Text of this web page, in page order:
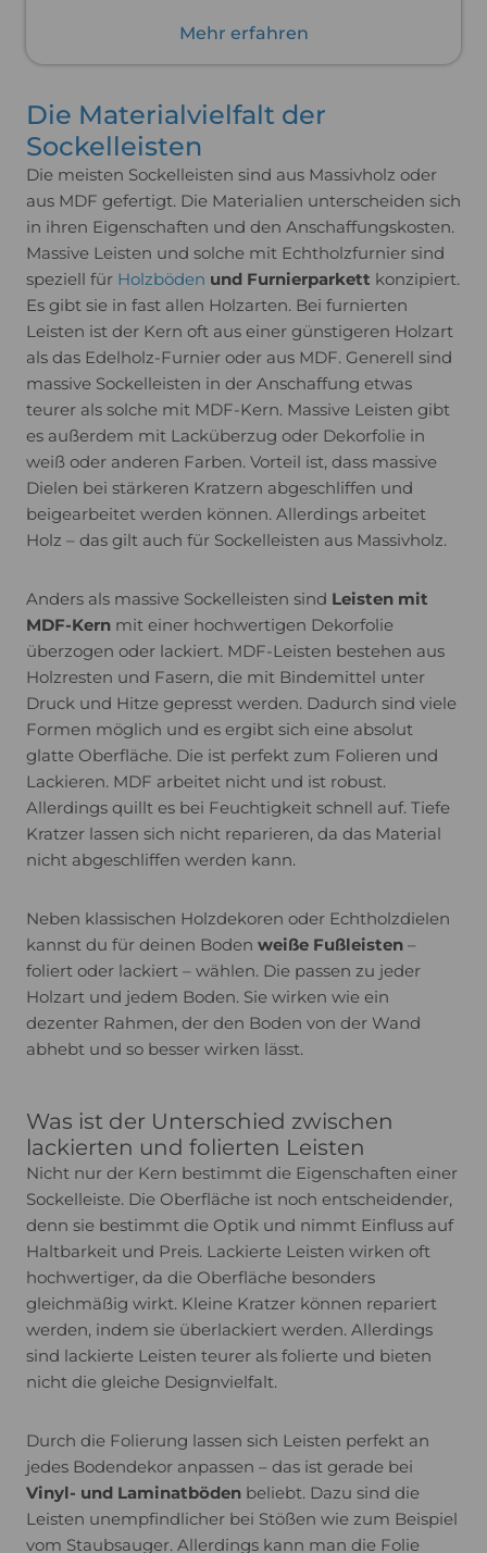
und hat Böden professionell verlegt. Dank dieser
praktischen Erfahrung kennt er die Materialien
dich passgenau und praxisnah beraten.
Mehr erfahren
Die Materialvielfalt der
Sockelleisten
Die meisten Sockelleisten sind aus Massivholz oder
aus MDF gefertigt. Die Materialien unterscheiden sich
in ihren Eigenschaften und den Anschaffungskosten.
Massive Leisten und solche mit Echtholzfurnier sind
speziell für Holzböden und Furnierparkett konzipiert.
Es gibt sie in fast allen Holzarten. Bei furnierten
Leisten ist der Kern oft aus einer günstigeren Holzart
als das Edelholz-Furnier oder aus MDF. Generell sind
massive Sockelleisten in der Anschaffung etwas
teurer als solche mit MDF-Kern. Massive Leisten gibt
es außerdem mit Lacküberzug oder Dekorfolie in
weiß oder anderen Farben. Vorteil ist, dass massive
Dielen bei stärkeren Kratzern abgeschliffen und
beigearbeitet werden können. Allerdings arbeitet
Holz – das gilt auch für Sockelleisten aus Massivholz.
Anders als massive Sockelleisten sind Leisten mit
MDF-Kern mit einer hochwertigen Dekorfolie
überzogen oder lackiert. MDF-Leisten bestehen aus
Holzresten und Fasern, die mit Bindemittel unter
Druck und Hitze gepresst werden. Dadurch sind viele
Formen möglich und es ergibt sich eine absolut
glatte Oberfläche. Die ist perfekt zum Folieren und
Lackieren. MDF arbeitet nicht und ist robust.
Allerdings quillt es bei Feuchtigkeit schnell auf. Tiefe
Kratzer lassen sich nicht reparieren, da das Material
nicht abgeschliffen werden kann.
Neben klassischen Holzdekoren oder Echtholzdielen
kannst du für deinen Boden weiße Fußleisten –
foliert oder lackiert – wählen. Die passen zu jeder
Holzart und jedem Boden. Sie wirken wie ein
dezenter Rahmen, der den Boden von der Wand
abhebt und so besser wirken lässt.
Was ist der Unterschied zwischen
lackierten und folierten Leisten
Nicht nur der Kern bestimmt die Eigenschaften einer
Sockelleiste. Die Oberfläche ist noch entscheidender,
denn sie bestimmt die Optik und nimmt Einfluss auf
Haltbarkeit und Preis. Lackierte Leisten wirken oft
hochwertiger, da die Oberfläche besonders
gleichmäßig wirkt. Kleine Kratzer können repariert
werden, indem sie überlackiert werden. Allerdings
sind lackierte Leisten teurer als folierte und bieten
nicht die gleiche Designvielfalt.
Durch die Folierung lassen sich Leisten perfekt an
jedes Bodendekor anpassen – das ist gerade bei
Vinyl- und Laminatböden beliebt. Dazu sind die
Leisten unempfindlicher bei Stößen wie zum Beispiel
vom Staubsauger. Allerdings kann man die Folie